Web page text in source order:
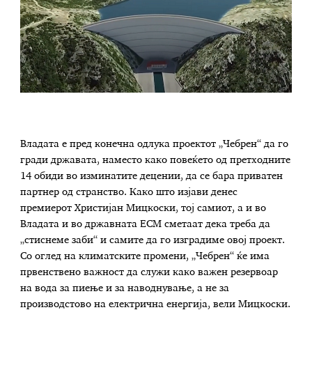
Владата е пред конечна одлука проектот „Чебрен“ да го
гради државата, наместо како повеќето од претходните
14 обиди во изминатите децении, да се бара приватен
партнер од странство. Како што изјави денес
премиерот Христијан Мицкоски, тој самиот, а и во
Владата и во државната ЕСМ сметаат дека треба да
„стиснеме заби“ и самите да го изградиме овој проект.
Со оглед на климатските промени, „Чебрен“ ќе има
првенствено важност да служи како важен резервоар
на вода за пиење и за наводнување, а не за
производстово на електрична енергија, вели Мицкоски.